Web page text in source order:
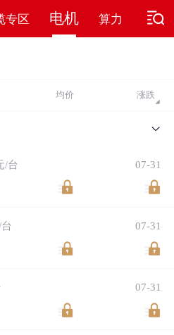
专区 电机 算力
均价 涨跌
/台 07-31
07-31
07-31